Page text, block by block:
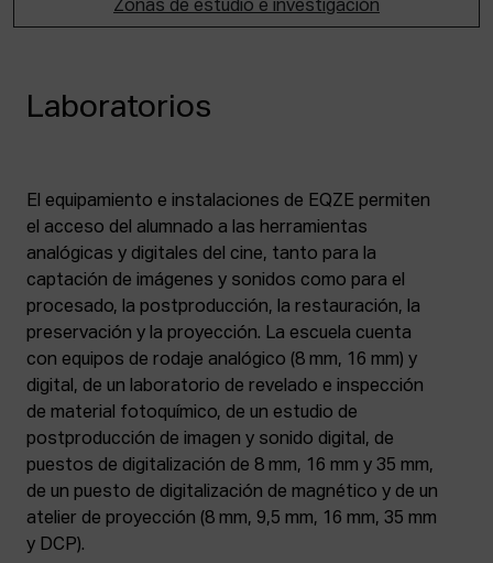
Zonas de estudio e investigación
Laboratorios
El equipamiento e instalaciones de EQZE permiten
el acceso del alumnado a las herramientas
analógicas y digitales del cine, tanto para la
captación de imágenes y sonidos como para el
procesado, la postproducción, la restauración, la
preservación y la proyección. La escuela cuenta
con equipos de rodaje analógico (8 mm, 16 mm) y
digital, de un laboratorio de revelado e inspección
de material fotoquímico, de un estudio de
postproducción de imagen y sonido digital, de
puestos de digitalización de 8 mm, 16 mm y 35 mm,
de un puesto de digitalización de magnético y de un
atelier de proyección (8 mm, 9,5 mm, 16 mm, 35 mm
y DCP).